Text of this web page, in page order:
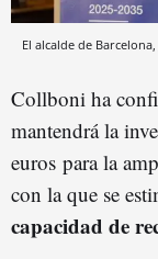
El alcalde de
Collboni ha
mantendrá la
euros para la
con la que se
capacidad de